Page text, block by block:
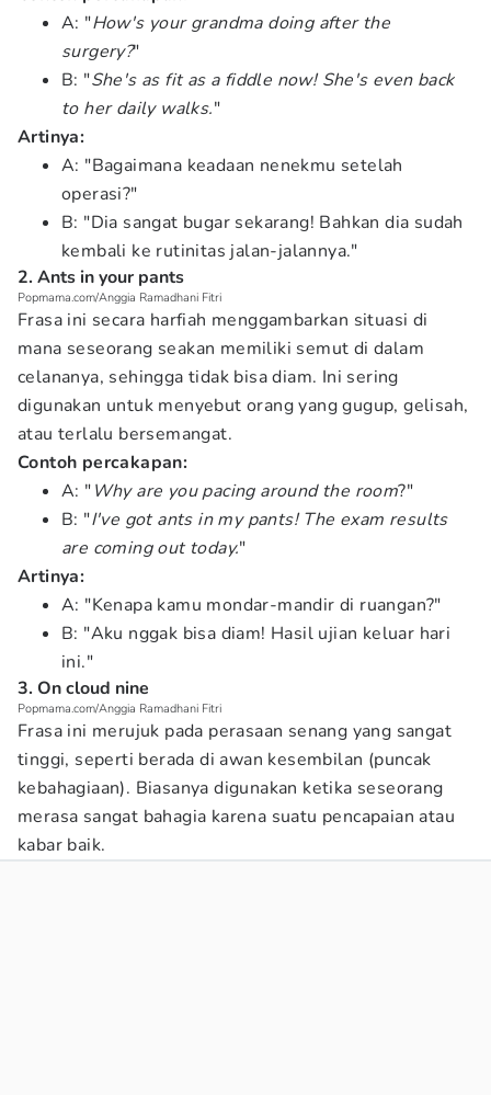
A: "How's your grandma doing after the
surgery?"
B: "She's as fit as a fiddle now! She's even back
to her daily walks."
Artinya:
A: "Bagaimana keadaan nenekmu setelah
operasi?"
B: "Dia sangat bugar sekarang! Bahkan dia sudah
kembali ke rutinitas jalan-jalannya."
2. Ants in your pants
Popmama.com/Anggia Ramadhani Fitri
Frasa ini secara harfiah menggambarkan situasi di
mana seseorang seakan memiliki semut di dalam
celananya, sehingga tidak bisa diam. Ini sering
digunakan untuk menyebut orang yang gugup, gelisah,
atau terlalu bersemangat.
Contoh percakapan:
A: "Why are you pacing around the room?"
B: "I've got ants in my pants! The exam results
are coming out today."
Artinya:
A: "Kenapa kamu mondar-mandir di ruangan?"
B: "Aku nggak bisa diam! Hasil ujian keluar hari
ini."
3. On cloud nine
Popmama.com/Anggia Ramadhani Fitri
Frasa ini merujuk pada perasaan senang yang sangat
tinggi, seperti berada di awan kesembilan (puncak
kebahagiaan). Biasanya digunakan ketika seseorang
merasa sangat bahagia karena suatu pencapaian atau
kabar baik.